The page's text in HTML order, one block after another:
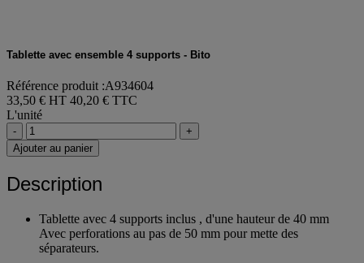
Tablette avec ensemble 4 supports - Bito
Référence produit :A934604
33,50 € HT 40,20 € TTC
L'unité
-
+
Ajouter au panier
Description
Tablette avec 4 supports inclus , d'une hauteur de 40 mm
Avec perforations au pas de 50 mm pour mette des
séparateurs.